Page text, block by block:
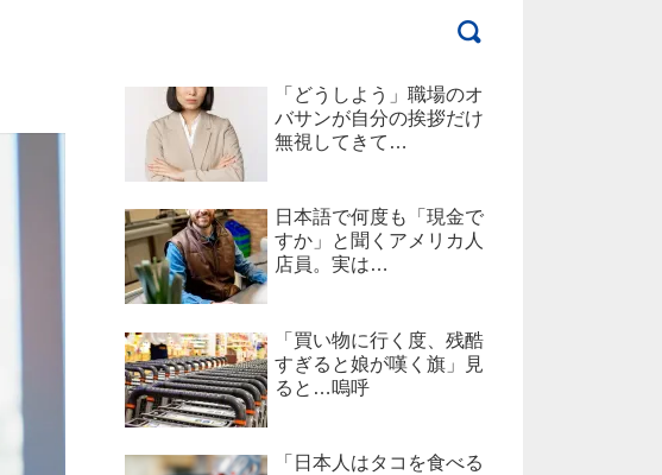
「どうしよう」職場のオ
バサンが自分の挨拶だけ
無視してきて…
日本語で何度も「現金で
すか」と聞くアメリカ人
店員。実は…
「買い物に行く度、残酷
すぎると娘が嘆く旗」見
ると…嗚呼
「日本人はタコを食べる